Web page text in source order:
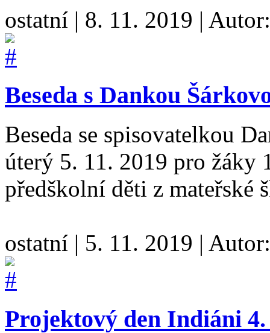
ostatní | 8. 11. 2019 |
Beseda s Dankou
Beseda se spisovatelkou
úterý 5. 11. 2019 pro žáky
předškolní děti z mateřské
ostatní | 5. 11. 2019 |
Projektový den Indiáni 4.